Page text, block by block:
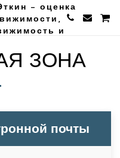
- оценка
и
ЗОНА
почты